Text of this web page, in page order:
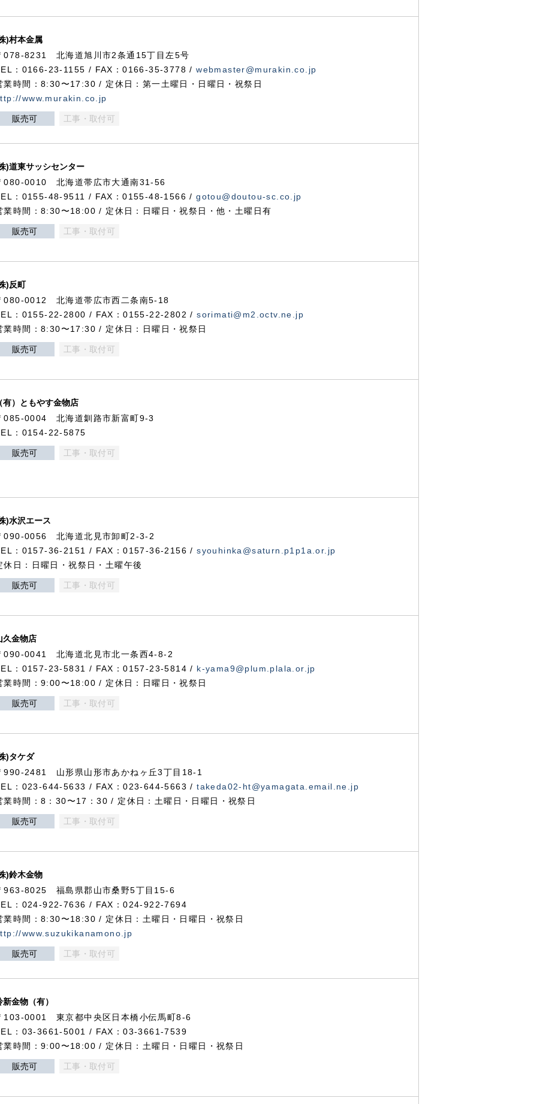
)村本金属
078-8231 北海道旭川市2条通15丁目左5号
：0166-23-1155 / FAX：0166-35-3778 /webmaster@murakin.co.jp
業時間：8:30〜17:30 / 定休日：第一土曜日・日曜日・祝祭日
www.murakin.co.jp
販売可 工事・取付可
)道東サッシセンター
080-0010 北海道帯広市大通南31-56
：0155-48-9511 / FAX：0155-48-1566 /gotou@doutou-sc.co.jp
業時間：8:30〜18:00 / 定休日：日曜日・祝祭日・他・土曜日有
販売可 工事・取付可
)反町
080-0012 北海道帯広市西二条南5-18
：0155-22-2800 / FAX：0155-22-2802 /sorimati@m2.octv.ne.jp
業時間：8:30〜17:30 / 定休日：日曜日・祝祭日
販売可 工事・取付可
有）ともやす金物店
085-0004 北海道釧路市新富町9-3
：0154-22-5875
販売可 工事・取付可
)水沢エース
090-0056 北海道北見市卸町2-3-2
：0157-36-2151 / FAX：0157-36-2156 /syouhinka@saturn.p1p1a.or.jp
休日：日曜日・祝祭日・土曜午後
販売可 工事・取付可
久金物店
090-0041 北海道北見市北一条西4-8-2
：0157-23-5831 / FAX：0157-23-5814 / k-yama9@plum.plala.or.jp
業時間：9:00〜18:00 / 定休日：日曜日・祝祭日
販売可 工事・取付可
)タケダ
990-2481 山形県山形市あかねヶ丘3丁目18-1
：023-644-5633 / FAX：023-644-5663 /takeda02-ht@yamagata.email.ne.jp
業時間：8：30〜17：30 / 定休日：土曜日・日曜日・祝祭日
販売可 工事・取付可
)鈴木金物
963-8025 福島県郡山市桑野5丁目15-6
：024-922-7636 / FAX：024-922-7694
業時間：8:30〜18:30 / 定休日：土曜日・日曜日・祝祭日
www.suzukikanamono.jp
販売可 工事・取付可
新金物（有）
103-0001 東京都中央区日本橋小伝馬町8-6
：03-3661-5001 / FAX：03-3661-7539
業時間：9:00〜18:00 / 定休日：土曜日・日曜日・祝祭日
販売可 工事・取付可